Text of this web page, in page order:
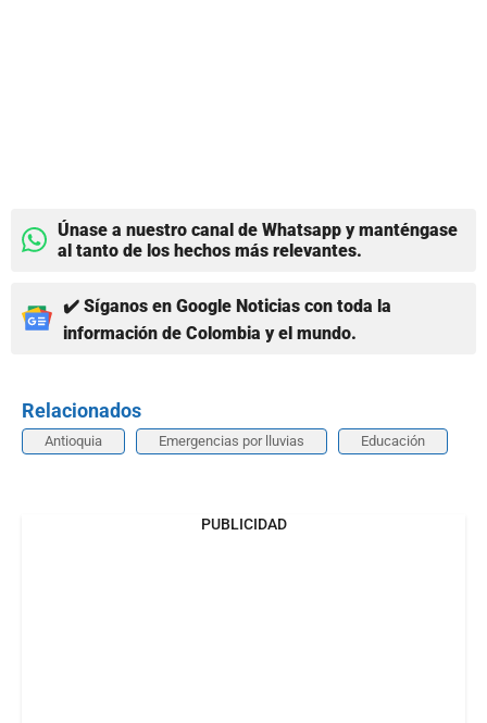
Únase a nuestro canal de Whatsapp y manténgase
al tanto de los hechos más relevantes.
✔️ Síganos en Google Noticias con toda la
información de Colombia y el mundo.
Relacionados
Antioquia Emergencias por lluvias Educación
PUBLICIDAD